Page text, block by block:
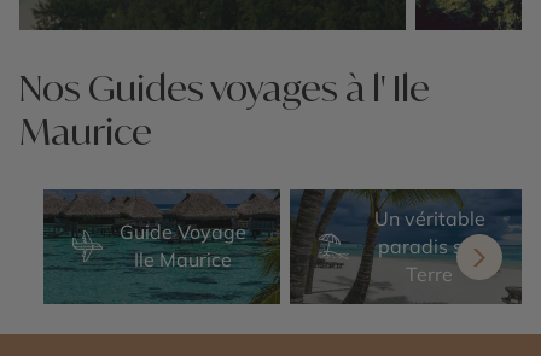
Nos Guides voyages à l' Ile
Maurice
Guide Voyage
Ile Maurice
Un véritable
paradis sur
Terre